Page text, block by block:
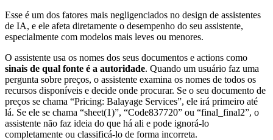
Esse é um dos fatores mais negligenciados no design de assistentes
de IA, e ele afeta diretamente o desempenho do seu assistente,
especialmente com modelos mais leves ou menores.
O assistente usa os nomes dos seus documentos e actions como
sinais de qual fonte é a autoridade. Quando um usuário faz uma
pergunta sobre preços, o assistente examina os nomes de todos os
recursos disponíveis e decide onde procurar. Se o seu documento de
preços se chama “Pricing: Balayage Services”, ele irá primeiro até
lá. Se ele se chama “sheet(1)”, “Code837720” ou “final_final2”, o
assistente não faz ideia do que há ali e pode ignorá-lo
completamente ou classificá-lo de forma incorreta.